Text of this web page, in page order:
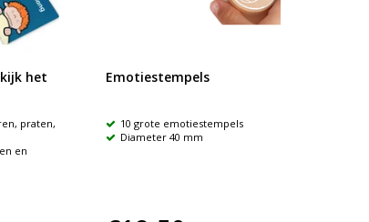
het
praten,
en
Emotiestempels
10 grote emotiestempels
Diameter 40 mm